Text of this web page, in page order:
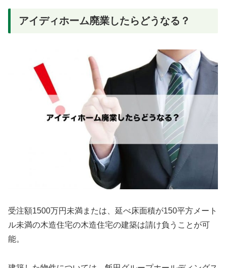
アイディホーム廃業したらどうなる？
受注額1500万円未満または、延べ床面積が150平方メート
ル未満の木造住宅の木造住宅の建築は請け負うことが可
能。